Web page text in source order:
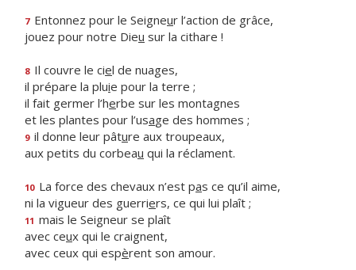
7 Entonnez pour le Seigneur l’action de grâce,
jouez pour notre Dieu sur la cithare !
8 Il couvre le ciel de nuages,
il prépare la pluie pour la terre ;
il fait germer l’herbe sur les montagnes
et les plantes pour l’usage des hommes ;
9 il donne leur pâture aux troupeaux,
aux petits du corbeau qui la réclament.
10 La force des chevaux n’est pas ce qu’il aime,
ni la vigueur des guerriers, ce qui lui plaît ;
11 mais le Seigneur se plaît
avec ceux qui le craignent,
avec ceux qui espèrent son amour.